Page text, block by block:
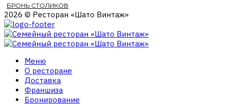
БРОНЬ СТОЛИКОВ
2026 © Ресторан «Шато Винтаж»
Меню
О ресторане
Доставка
Франшиза
Бронирование